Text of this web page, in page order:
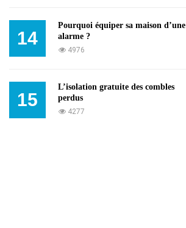
14
Pourquoi équiper sa maison d’une
alarme ?
4976
15
L’isolation gratuite des combles
perdus
4277